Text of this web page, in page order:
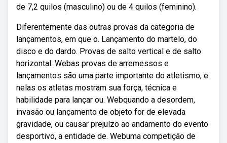
de 7,2 quilos (masculino) ou de 4 quilos (feminino).
Diferentemente das outras provas da categoria de
lançamentos, em que o. Lançamento do martelo, do
disco e do dardo. Provas de salto vertical e de salto
horizontal. Webas provas de arremessos e
lançamentos são uma parte importante do atletismo, e
nelas os atletas mostram sua força, técnica e
habilidade para lançar ou. Webquando a desordem,
invasão ou lançamento de objeto for de elevada
gravidade, ou causar prejuízo ao andamento do evento
desportivo, a entidade de. Webuma competição de